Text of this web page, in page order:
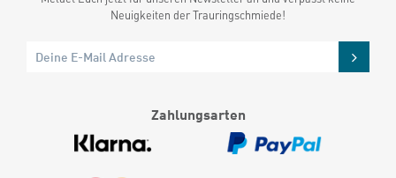
Neuigkeiten der Trauringschmiede!
Zahlungsarten